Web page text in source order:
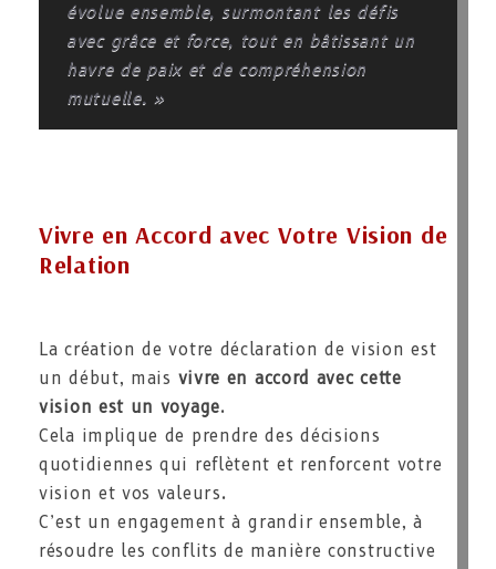
évolue ensemble, surmontant les défis
avec grâce et force, tout en bâtissant un
havre de paix et de compréhension
mutuelle. »
Vivre en Accord avec Votre Vision de
Relation
La création de votre déclaration de vision est
un début, mais vivre en accord avec cette
vision est un voyage.
Cela implique de prendre des décisions
quotidiennes qui reflètent et renforcent votre
vision et vos valeurs.
C’est un engagement à grandir ensemble, à
résoudre les conflits de manière constructive